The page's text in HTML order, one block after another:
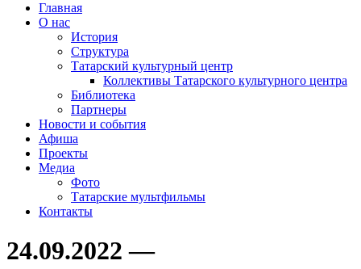
Главная
О нас
История
Структура
Татарский культурный центр
Коллективы Татарского культурного центра
Библиотека
Партнеры
Новости и события
Афиша
Проекты
Медиа
Фото
Татарские мультфильмы
Контакты
24.09.2022 —